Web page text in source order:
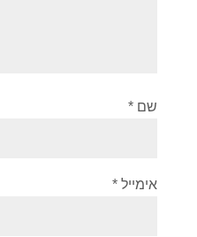
שם *
אימייל *